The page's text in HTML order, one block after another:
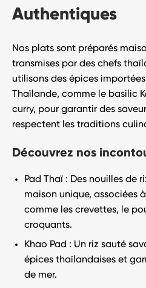
Authentiques
Nos plats sont préparés
transmises par des chefs
utilisons des épices
Thaïlande, comme le basilic
curry, pour garantir des
respectent les traditions
Découvrez nos
Pad Thaï : Des nouilles de
maison unique, associées
comme les crevettes, le
croquants.
Khao Pad : Un riz sauté
épices thaïlandaises et
de mer.